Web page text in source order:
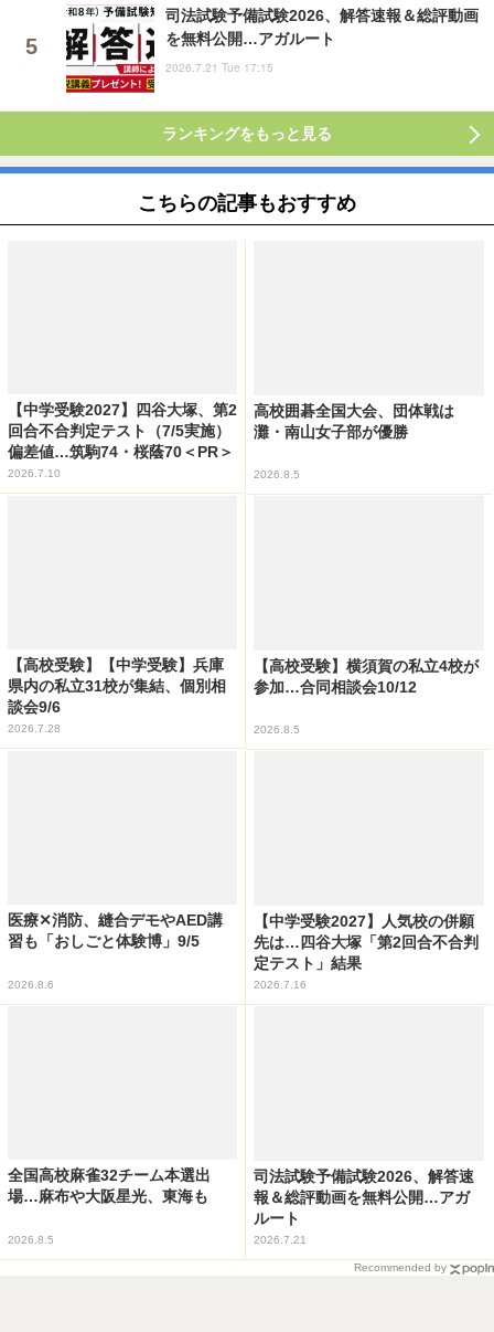
司法試験予備試験2026、解答速報＆総評動画
を無料公開…アガルート
2026.7.21 Tue 17:15
ランキングをもっと見る
こちらの記事もおすすめ
【中学受験2027】四谷大塚、第2
回合不合判定テスト（7/5実施）
偏差値…筑駒74・桜蔭70＜PR＞
2026.7.10
高校囲碁全国大会、団体戦は
灘・南山女子部が優勝
2026.8.5
【高校受験】【中学受験】兵庫
県内の私立31校が集結、個別相
談会9/6
2026.7.28
【高校受験】横須賀の私立4校が
参加…合同相談会10/12
2026.8.5
医療✕消防、縫合デモやAED講
習も「おしごと体験博」9/5
2026.8.6
【中学受験2027】人気校の併願
先は…四谷大塚「第2回合不合判
定テスト」結果
2026.7.16
全国高校麻雀32チーム本選出
場…麻布や大阪星光、東海も
2026.8.5
司法試験予備試験2026、解答速
報＆総評動画を無料公開…アガ
ルート
2026.7.21
Recommended by